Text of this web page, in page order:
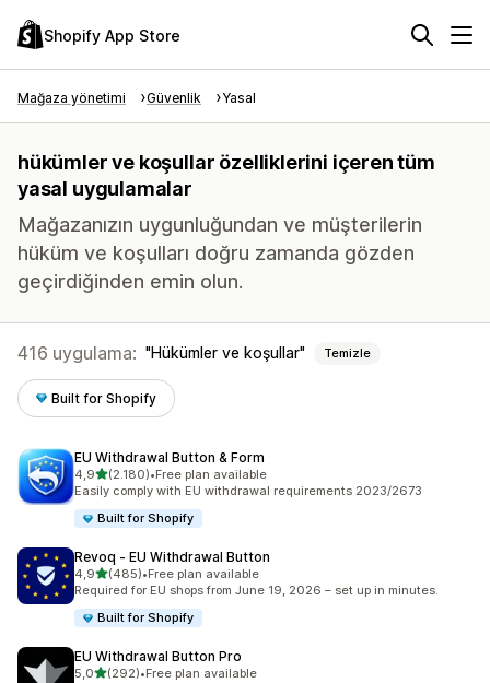
Shopify App Store
Mağaza yönetimi Güvenlik Yasal
hükümler ve koşullar özelliklerini içeren tüm
yasal uygulamalar
Mağazanızın uygunluğundan ve müşterilerin
hüküm ve koşulları doğru zamanda gözden
geçirdiğinden emin olun.
416 uygulama: Hükümler ve koşullar Temizle
Built for Shopify
EU Withdrawal Button & Form
4,95 yıldız üzerinden
(2.180)
toplam 2180 değerlendirme
•Free plan available
Easily comply with EU withdrawal requirements 2023/2673
Built for Shopify
Revoq ‑ EU Withdrawal Button
4,95 yıldız üzerinden
(485)
toplam 485 değerlendirme
•Free plan available
Required for EU shops from June 19, 2026 – set up in minutes.
Built for Shopify
EU Withdrawal Button Pro
5,05 yıldız üzerinden
(292)
toplam 292 değerlendirme
•Free plan available